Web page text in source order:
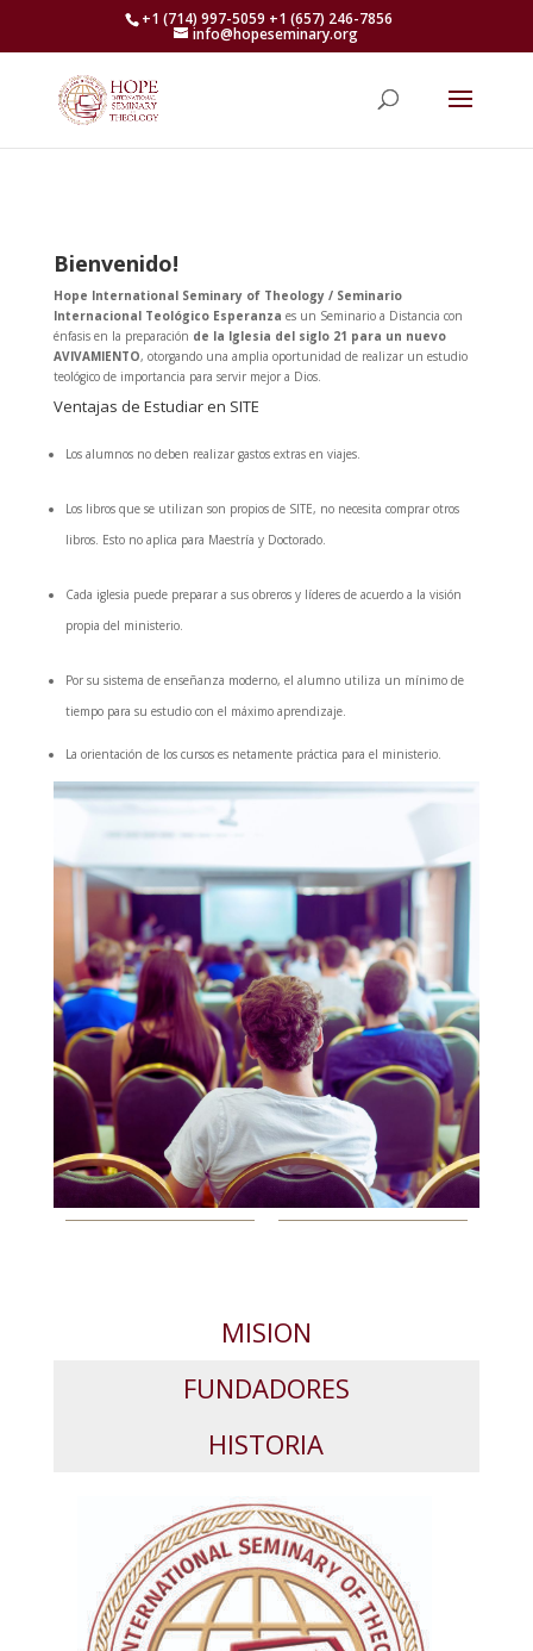
+1 (714) 997-5059 +1 (657) 246-7856
info@hopeseminary.org
Bienvenido!
Hope International Seminary of Theology / Seminario
Internacional Teológico Esperanza es un Seminario a Distancia con
énfasis en la preparación de la Iglesia del siglo 21 para un nuevo
AVIVAMIENTO, otorgando una amplia oportunidad de realizar un estudio
teológico de importancia para servir mejor a Dios.
Ventajas de Estudiar en SITE
Los alumnos no deben realizar gastos extras en viajes.
Los libros que se utilizan son propios de SITE, no necesita comprar otros
libros. Esto no aplica para Maestría y Doctorado.
Cada iglesia puede preparar a sus obreros y líderes de acuerdo a la visión
propia del ministerio.
Por su sistema de enseñanza moderno, el alumno utiliza un mínimo de
tiempo para su estudio con el máximo aprendizaje.
La orientación de los cursos es netamente práctica para el ministerio.
MISION
FUNDADORES
HISTORIA